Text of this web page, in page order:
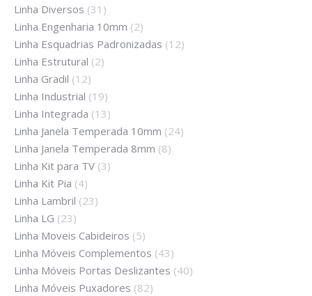
Linha Diversos (31)
Linha Engenharia 10mm (2)
Linha Esquadrias Padronizadas (12)
Linha Estrutural (2)
Linha Gradil (12)
Linha Industrial (19)
Linha Integrada (13)
Linha Janela Temperada 10mm (24)
Linha Janela Temperada 8mm (8)
Linha Kit para TV (3)
Linha Kit Pia (4)
Linha Lambril (23)
Linha LG (23)
Linha Moveis Cabideiros (5)
Linha Móveis Complementos (43)
Linha Móveis Portas Deslizantes (40)
Linha Móveis Puxadores (82)